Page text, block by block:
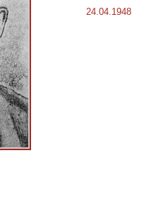
24.04.1948